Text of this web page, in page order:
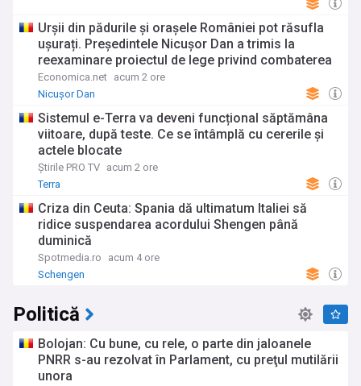
Urșii din pădurile și orașele României pot răsufla
ușurați. Președintele Nicușor Dan a trimis la
reexaminare proiectul de lege privind combaterea
atacurilor urșilor asupra oamenilor și bunurilor
acestora
Economica.net acum 2 ore
Nicușor Dan
Sistemul e-Terra va deveni funcțional săptămâna
viitoare, după teste. Ce se întâmplă cu cererile și
actele blocate
Știrile PRO TV acum 2 ore
Terra
Criza din Ceuta: Spania dă ultimatum Italiei să
ridice suspendarea acordului Shengen până
duminică
Spotmedia.ro
acum 4 ore
Schengen
Politică
Bolojan: Cu bune, cu rele, o parte din jaloanele
PNRR s-au rezolvat în Parlament, cu preţul mutilării
unora